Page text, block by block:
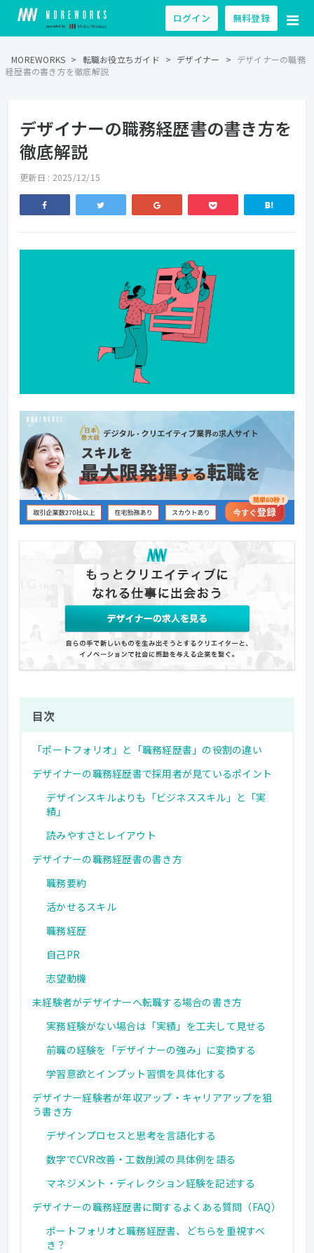
ログイン 無料登録
MOREWORKS > 転職お役立ちガイド > デザイナー > デザイナーの職務
経歴書の書き方を徹底解説
デザイナーの職務経歴書の書き方を
徹底解説
更新日 : 2025/12/15
目次
「ポートフォリオ」と「職務経歴書」の役割の違い
デザイナーの職務経歴書で採用者が見ているポイント
デザインスキルよりも「ビジネススキル」と「実
績」
読みやすさとレイアウト
デザイナーの職務経歴書の書き方
職務要約
活かせるスキル
職務経歴
自己PR
志望動機
未経験者がデザイナーへ転職する場合の書き方
実務経験がない場合は「実績」を工夫して見せる
前職の経験を「デザイナーの強み」に変換する
学習意欲とインプット習慣を具体化する
デザイナー経験者が年収アップ・キャリアアップを狙
う書き方
デザインプロセスと思考を言語化する
数字でCVR改善・工数削減の具体例を語る
マネジメント・ディレクション経験を記述する
デザイナーの職務経歴書に関するよくある質問（FAQ）
ポートフォリオと職務経歴書、どちらを重視すべ
き？